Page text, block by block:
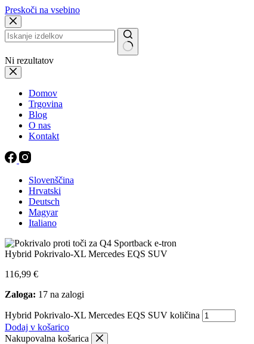
Preskoči na vsebino
Ni rezultatov
Domov
Trgovina
Blog
O nas
Kontakt
Slovenščina
Hrvatski
Deutsch
Magyar
Italiano
Hybrid Pokrivalo-XL Mercedes EQS SUV
116,99 €
Zaloga: 17 na zalogi
Hybrid Pokrivalo-XL Mercedes EQS SUV količina
Dodaj v košarico
Nakupovalna košarica